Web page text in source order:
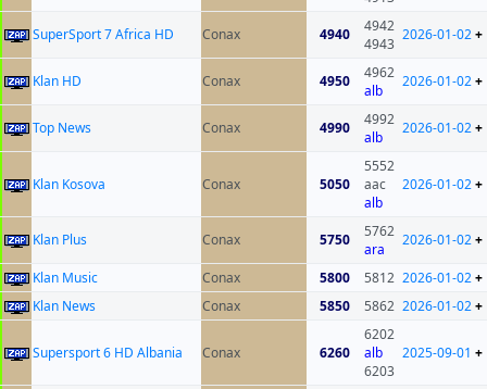
SuperSport 7 Africa HD Conax 4940
4942
4943
2026-01-02+
Klan HD Conax 4950
4962
alb
2026-01-02+
Top News Conax 4990
4992
alb
2026-01-02+
Klan Kosova Conax 5050
5552
aac
alb
2026-01-02+
Klan Plus Conax 5750
5762
ara
2026-01-02+
Klan Music Conax 5800 5812 2026-01-02+
Klan News
Conax 5850 5862 2026-01-02+
Supersport 6 HD Albania Conax 6260
6202
alb
6203
2025-09-01 +